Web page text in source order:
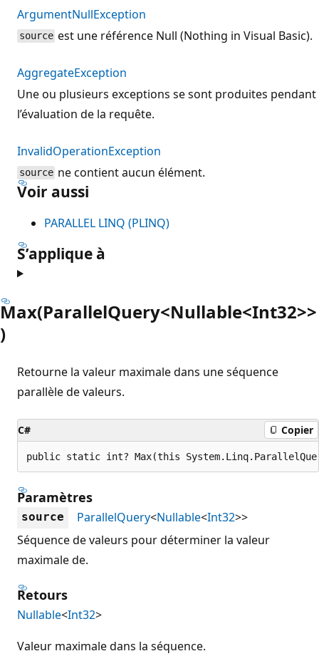
ArgumentNullException
source est une référence Null (Nothing in Visual Basic).
AggregateException
Une ou plusieurs exceptions se sont produites pendant
l’évaluation de la requête.
InvalidOperationException
source ne contient aucun élément.
Voir aussi
PARALLEL LINQ (PLINQ)
S’applique à
Max(ParallelQuery<Nullable<Int32>>
)
Retourne la valeur maximale dans une séquence
parallèle de valeurs.
C# Copier
public static int? Max(this
Paramètres
source ParallelQuery<Nullable<Int32>>
Séquence de valeurs pour déterminer la valeur
maximale de.
Retours
Nullable<Int32>
Valeur maximale dans la séquence.